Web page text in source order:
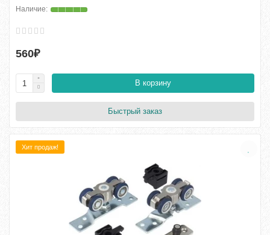
560₽
В корзину
Быстрый заказ
Хит продаж!